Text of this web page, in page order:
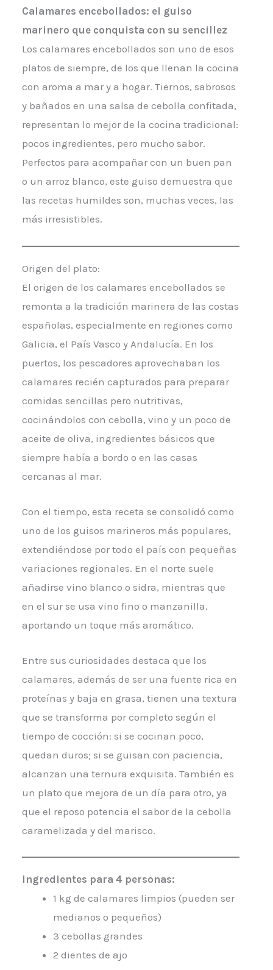
Calamares encebollados: el guiso
marinero que conquista con su sencillez
Los calamares encebollados son uno de esos
platos de siempre, de los que llenan la cocina
con aroma a mar y a hogar. Tiernos, sabrosos
y bañados en una salsa de cebolla confitada,
representan lo mejor de la cocina tradicional:
pocos ingredientes, pero mucho sabor.
Perfectos para acompañar con un buen pan
o un arroz blanco, este guiso demuestra que
las recetas humildes son, muchas veces, las
más irresistibles.
Origen del plato:
El origen de los calamares encebollados se
remonta a la tradición marinera de las costas
españolas, especialmente en regiones como
Galicia, el País Vasco y Andalucía. En los
puertos, los pescadores aprovechaban los
calamares recién capturados para preparar
comidas sencillas pero nutritivas,
cocinándolos con cebolla, vino y un poco de
aceite de oliva, ingredientes básicos que
siempre había a bordo o en las casas
cercanas al mar.
Con el tiempo, esta receta se consolidó como
uno de los guisos marineros más populares,
extendiéndose por todo el país con pequeñas
variaciones regionales. En el norte suele
añadirse vino blanco o sidra, mientras que
en el sur se usa vino fino o manzanilla,
aportando un toque más aromático.
Entre sus curiosidades destaca que los
calamares, además de ser una fuente rica en
proteínas y baja en grasa, tienen una textura
que se transforma por completo según el
tiempo de cocción: si se cocinan poco,
quedan duros; si se guisan con paciencia,
alcanzan una ternura exquisita. También es
un plato que mejora de un día para otro, ya
que el reposo potencia el sabor de la cebolla
caramelizada y del marisco.
Ingredientes para 4 personas:
1 kg de calamares limpios (pueden ser
medianos o pequeños)
3 cebollas grandes
2 dientes de ajo